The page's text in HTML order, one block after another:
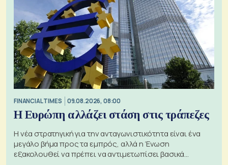
FINANCIAL TIMES 09.08.2026, 08:00
Η Ευρώπη αλλάζει στάση στις τράπεζες
Η νέα στρατηγική για την ανταγωνιστικότητα είναι ένα
μεγάλο βήμα προς τα εμπρός, αλλά η Ένωση
εξακολουθεί να πρέπει να αντιμετωπίσει βασικά